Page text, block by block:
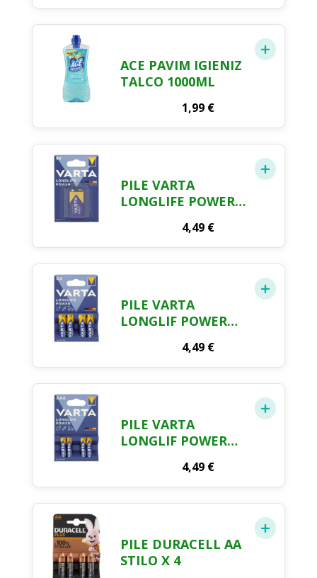
ACE PAVIM IGIENIZ
TALCO 1000ML
1,99 €
PILE VARTA
LONGLIFE POWER
4,49 €
PILE VARTA
LONGLIF POWER
4,49 €
PILE VARTA
LONGLIF POWER
4,49 €
PILE DURACELL AA
STILO X 4